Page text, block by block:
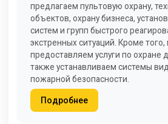
предлагаем пультовую охрану,
объектов, охрану бизнеса,
систем и групп быстрого
экстренных ситуаций. Кроме
предоставляем услуги по охране
также устанавливаем системы
пожарной безопасности.
Подробнее